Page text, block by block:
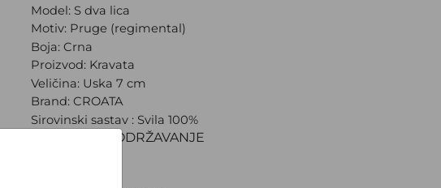
Model: S dva lica
Motiv: Pruge (regimental)
Boja: Crna
Proizvod: Kravata
Veličina: Uska 7 cm
Brand: CROATA
Sirovinski sastav : Svila 100%
+ MATERIJAL I ODRŽAVANJE